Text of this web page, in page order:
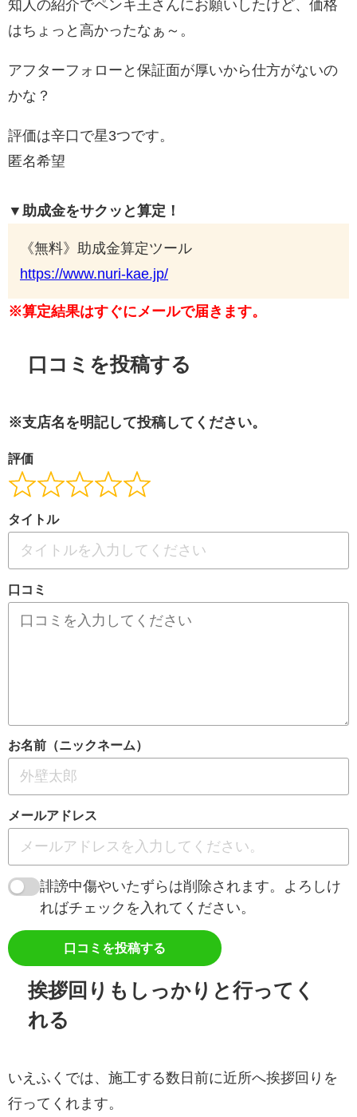
知人の紹介でペンキ王さんにお願いしたけど、価格
はちょっと高かったなぁ～。
アフターフォローと保証面が厚いから仕方がないの
かな？
評価は辛口で星3つです。
匿名希望
▼助成金をサクッと算定！
《無料》助成金算定ツール
https://www.nuri-kae.jp/
※算定結果はすぐにメールで届きます。
口コミを投稿する
※支店名を明記して投稿してください。
評価
タイトル
口コミ
お名前（ニックネーム）
メールアドレス
誹謗中傷やいたずらは削除されます。よろしけ
ればチェックを入れてください。
口コミを投稿する
挨拶回りもしっかりと行ってく
れる
いえふくでは、施工する数日前に近所へ挨拶回りを
行ってくれます。